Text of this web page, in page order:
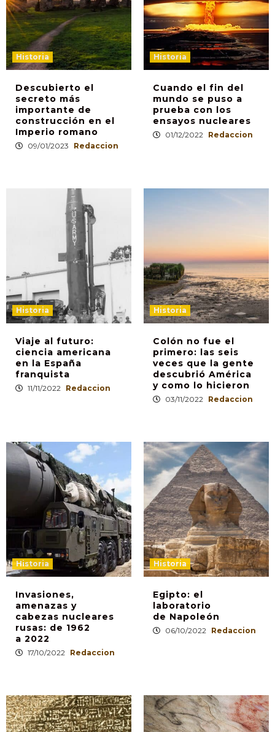
Historia
Descubierto el
secreto más
importante de
construcción en el
Imperio romano
09/01/2023 Redaccion
Historia
Cuando el fin del
mundo se puso a
prueba con los
ensayos nucleares
01/12/2022 Redaccion
Historia
Viaje al futuro:
ciencia americana
en la España
franquista
11/11/2022 Redaccion
Historia
Colón no fue el
primero: las seis
veces que la gente
descubrió América
y como lo hicieron
03/11/2022 Redaccion
Historia
Invasiones,
amenazas y
cabezas nucleares
rusas: de 1962
a 2022
17/10/2022 Redaccion
Historia
Egipto: el
laboratorio
de Napoleón
06/10/2022 Redaccion